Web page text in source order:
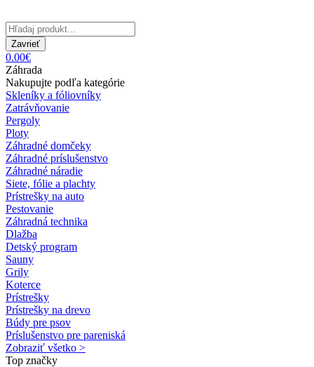
Zavrieť
0.00€
Záhrada
Nakupujte podľa kategórie
Skleníky a fóliovníky
Zatrávňovanie
Pergoly
Ploty
Záhradné domčeky
Záhradné príslušenstvo
Záhradné náradie
Siete, fólie a plachty
Prístrešky na auto
Pestovanie
Záhradná technika
Dlažba
Detský program
Sauny
Grily
Koterce
Prístrešky
Prístrešky na drevo
Búdy pre psov
Príslušenstvo pre pareniská
Zobraziť všetko >
Top značky